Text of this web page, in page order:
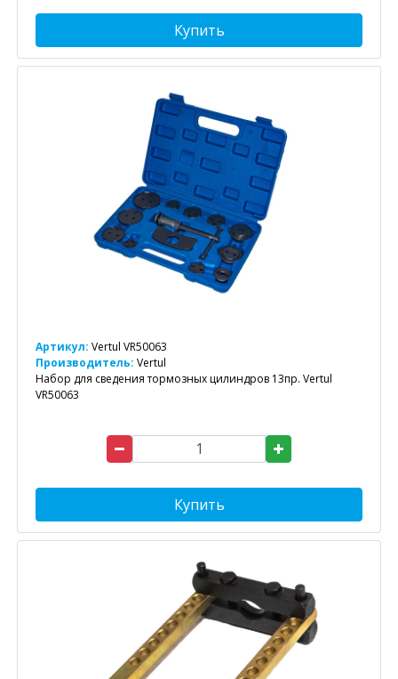
Купить
Артикул: Vertul VR50063
Производитель: Vertul
Набор для сведения тормозных цилиндров 13пр. Vertul
VR50063
Купить